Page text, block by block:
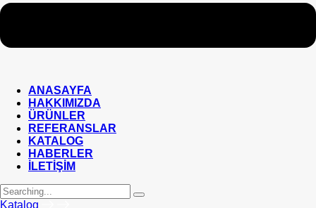
ANASAYFA
HAKKIMIZDA
ÜRÜNLER
REFERANSLAR
KATALOG
HABERLER
İLETİŞİM
Search
for:
Katalog